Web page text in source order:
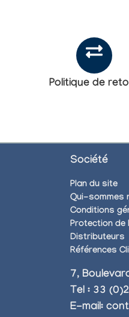
Politique de
Société
Plan du site
Qui-sommes
Conditions
Protection de
Distributeurs
Références
7,
Tel : 33
E-mail: